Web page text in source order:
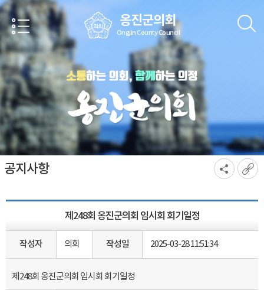
본문바로가기
옹진군의회
Ongjin County Council
공지사항
제248회 옹진군의회 임시회 회기일정
작성자 의회 작성일 2025-03-28 11:51:34
제248회 옹진군의회 임시회 회기일정